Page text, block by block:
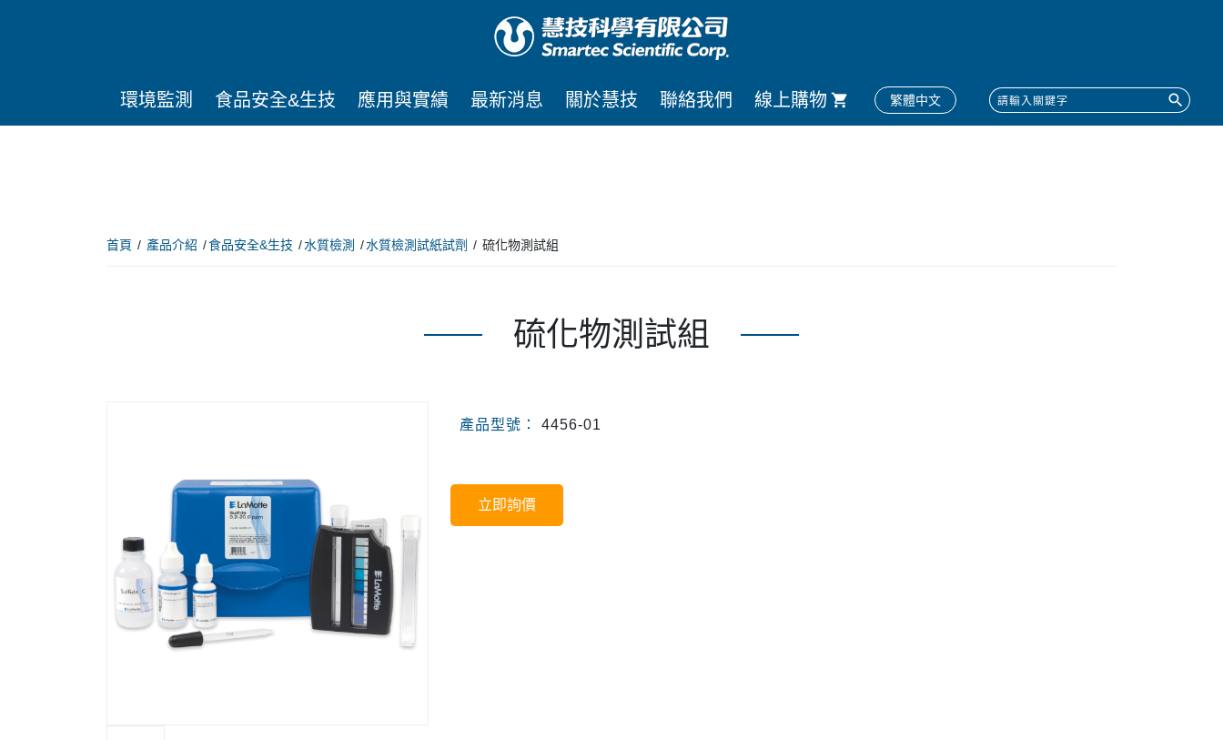
環境監測 食品安全&生技 應用與實績 最新消息 關於慧技 聯絡我們 線上購物 繁體中文
首頁 產品介紹 食品安全&生技 水質檢測 水質檢測試紙試劑 硫化物測試組
硫化物測試組
產品型號： 4456-01
立即詢價